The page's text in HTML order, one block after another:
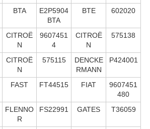
BTA
E2P5904
BTA
BTE 602020
CITROË
N
9607451
4
CITROË
N
575138
CITROË
N
575115
DENCKE
RMANN
P424001
FAST FT44515 FIAT
9607451
480
FLENNO
R
FS22991 GATES T36059